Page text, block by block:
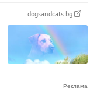
dogsandcats.bg